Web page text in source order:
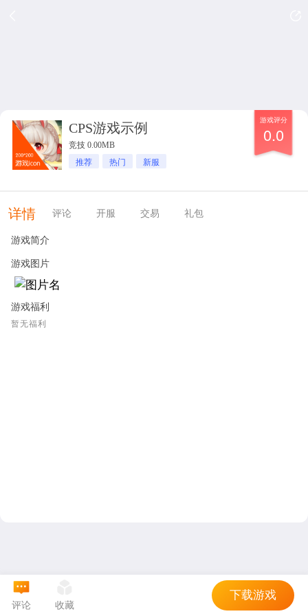
CPS游戏示例
竞技 0.00MB
推荐 热门 新服
游戏评分
0.0
详情 评论 开服 交易 礼包
游戏简介
游戏图片
游戏福利
暂无福利
评论 收藏
下载游戏